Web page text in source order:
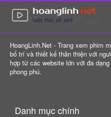
HoangLinh.Net - Trang xem phim
bố trí và thiết kế thân thiện với
hợp từ các website lớn với đa
phong phú.
Danh mục chính